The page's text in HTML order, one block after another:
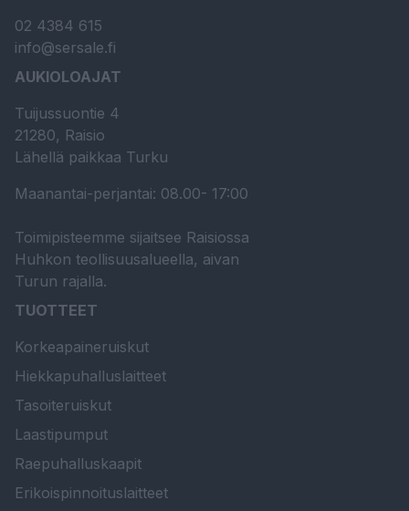
02 4384 615
info@sersale.fi
AUKIOLOAJAT
Tuijussuontie 4
21280, Raisio
Lähellä paikkaa Turku
Maanantai-perjantai: 08.00- 17:00
Toimipisteemme sijaitsee Raisiossa
Huhkon teollisuusalueella, aivan
Turun rajalla.
TUOTTEET
Korkeapaineruiskut
Hiekkapuhalluslaitteet
Tasoiteruiskut
Laastipumput
Raepuhalluskaapit
Erikoispinnoituslaitteet